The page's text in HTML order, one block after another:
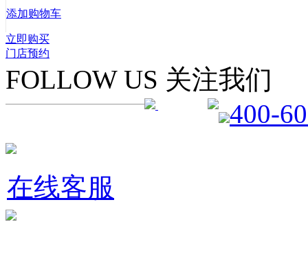
添加购物车
立即购买
门店预约
FOLLOW US 关注我们
400-
在线客服